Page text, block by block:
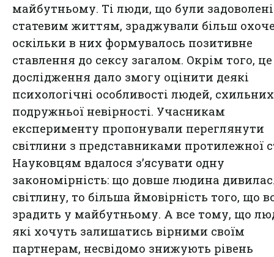
майбутньому. Ті люди, що були
статевим життям, зраджували більш
оскільки в них формувалось позитивне
ставлення до сексу загалом. Окрім того, це
дослідження дало змогу оцінити деякі
психологічні особливості людей,
подружньої невірності. Учасникам
експерименту пропонували переглянути
світлини з представниками протилежної
Науковцям вдалося з’ясувати одну
закономірність: що довше людина
світлину, то більша ймовірність того, що
зрадить у майбутньому. А все тому, що
які хочуть залишатись вірними своїм
партнерам, несвідомо знижують рівень